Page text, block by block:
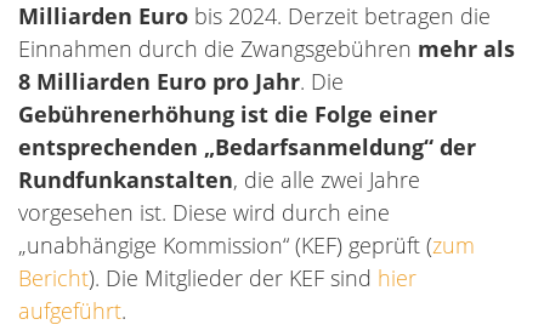
Milliarden Euro bis 2024. Derzeit betragen die
Einnahmen durch die Zwangsgebühren mehr als
8 Milliarden Euro pro Jahr. Die
Gebührenerhöhung ist die Folge einer
entsprechenden „Bedarfsanmeldung“ der
Rundfunkanstalten, die alle zwei Jahre
vorgesehen ist. Diese wird durch eine
„unabhängige Kommission“ (KEF) geprüft (zum
Bericht). Die Mitglieder der KEF sind hier
aufgeführt.